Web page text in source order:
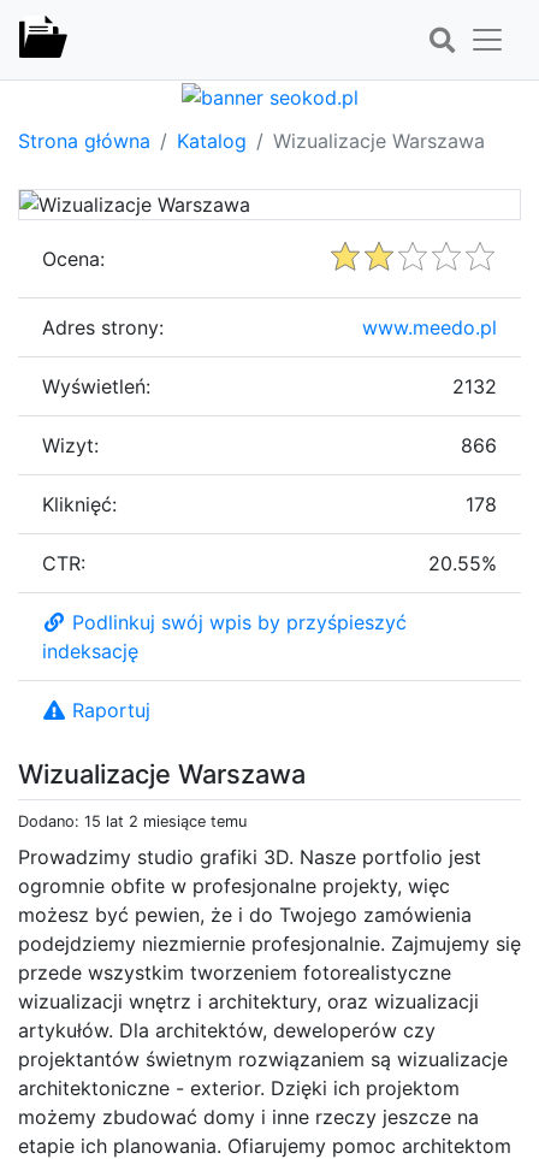
Strona główna Katalog Wizualizacje Warszawa
Wizualizacje Warszawa
Dodano: 15 lat 2 miesiące temu
Prowadzimy studio grafiki 3D. Nasze portfolio jest
ogromnie obfite w profesjonalne projekty, więc
możesz być pewien, że i do Twojego zamówienia
podejdziemy niezmiernie profesjonalnie. Zajmujemy się
przede wszystkim tworzeniem fotorealistyczne
wizualizacji wnętrz i architektury, oraz wizualizacji
artykułów. Dla architektów, deweloperów czy
projektantów świetnym rozwiązaniem są wizualizacje
architektoniczne - exterior. Dzięki ich projektom
możemy zbudować domy i inne rzeczy jeszcze na
etapie ich planowania. Ofiarujemy pomoc architektom
Ocena:
Adres strony: www.meedo.pl
Wyświetleń: 2132
Wizyt: 866
Kliknięć: 178
CTR: 20.55%
Podlinkuj swój wpis by przyśpieszyć
indeksację
Raportuj